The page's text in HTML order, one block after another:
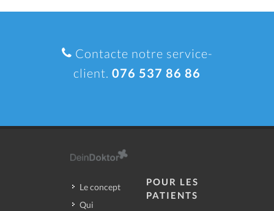
Contacte notre service-
client. 076 537 86 86
Le concept
Qui
POUR LES
PATIENTS